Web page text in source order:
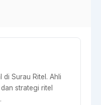
Surau Ritel. Ahli
strategi ritel